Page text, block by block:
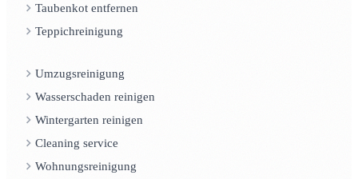
Taubenkot entfernen
Teppichreinigung
Umzugsreinigung
Wasserschaden reinigen
Wintergarten reinigen
Cleaning service
Wohnungsreinigung